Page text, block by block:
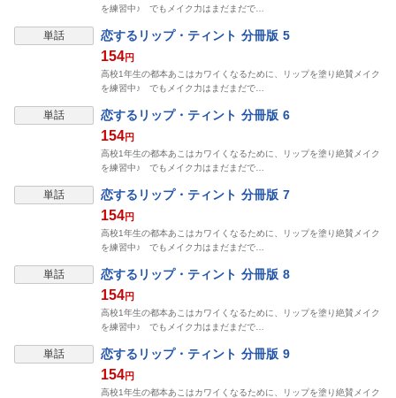
を練習中♪ でもメイク力はまだまだで…
単話 恋するリップ・ティント 分冊版 5
154円
高校1年生の都本あこはカワイくなるために、リップを塗り絶賛メイク
を練習中♪ でもメイク力はまだまだで…
単話 恋するリップ・ティント 分冊版 6
154円
高校1年生の都本あこはカワイくなるために、リップを塗り絶賛メイク
を練習中♪ でもメイク力はまだまだで…
単話 恋するリップ・ティント 分冊版 7
154円
高校1年生の都本あこはカワイくなるために、リップを塗り絶賛メイク
を練習中♪ でもメイク力はまだまだで…
単話 恋するリップ・ティント 分冊版 8
154円
高校1年生の都本あこはカワイくなるために、リップを塗り絶賛メイク
を練習中♪ でもメイク力はまだまだで…
単話 恋するリップ・ティント 分冊版 9
154円
高校1年生の都本あこはカワイくなるために、リップを塗り絶賛メイク